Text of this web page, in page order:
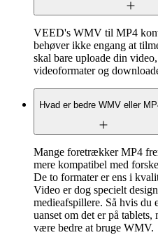
VEED's WMV til MP4
behøver ikke engang at
skal bare uploade din
videoformater og
Hvad er bedre WMV eller
Mange foretrækker MP4
mere kompatibel med
De to formater er ens i
Video er dog specielt
medieafspillere. Så hvis du
uanset om det er på
være bedre at bruge WMV.